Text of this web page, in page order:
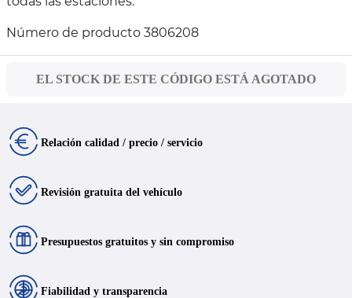
Número de producto 3806208
EL STOCK DE ESTE CÓDIGO ESTÁ AGOTADO
Relación calidad / precio / servicio
Revisión gratuita del vehículo
Presupuestos gratuitos y sin compromiso
Fiabilidad y transparencia